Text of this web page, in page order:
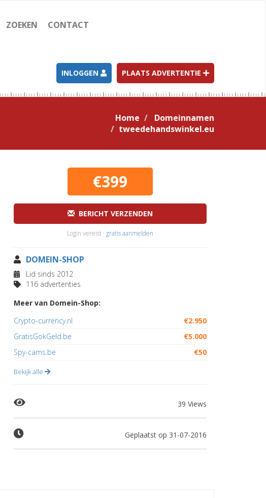
ZOEKEN CONTACT
INLOGGEN PLAATS ADVERTENTIE
Home
Domeinnamen
tweedehandswinkel.eu
€399
BERICHT VERZENDEN
Login vereist · gratis aanmelden
DOMEIN-SHOP
Lid sinds 2012
116 advertenties
Meer van Domein-Shop:
Crypto-currency.nl
€2.950
GratisGokGeld.be
€5.000
Spy-cams.be
€50
Bekijk alle
39 Views
Geplaatst op 31-07-2016